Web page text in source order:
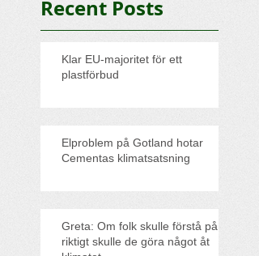
Recent Posts
Klar EU-majoritet för ett
plastförbud
Elproblem på Gotland hotar
Cementas klimatsatsning
Greta: Om folk skulle förstå på
riktigt skulle de göra något åt